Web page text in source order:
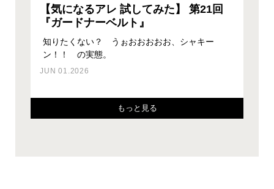
【気になるアレ 試してみた】 第21回
『ガードナーベルト』
知りたくない？ うぉおおおおお、シャキー
ン！！ の実態。
JUN 01.2026
もっと見る
座るだけで3つの効果が得られる？！ そんなチ
ェアがあるんです。
FEB 03.2025
もっと見る
PCの線が交差しているジャングル状態のデスク
が劇的に変わる！？
もっと見る
集中するための環境づくり、そして身体への負担
を無くすことは人類共通の必須課題。最新のスツ
ール（椅子） を見つけ…
もっと見る
ワークスタイルにオフィス出社とWEB会議のハ
イブリッド型が増えたことと、リモワラボ盛況に
つき、スペースが足りな…
もっと見る
ワークスタイルにオフィス出社とWEB会議のハ
イブリッド型が増えたことと、リモワラボ盛況に
つき、スペースが足りな…
もっと見る